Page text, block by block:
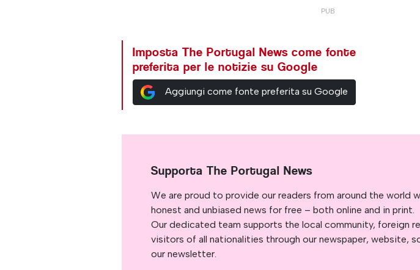
Imposta The Portugal News come fonte
preferita per le notizie su Google
Aggiungi come fonte preferita su Google
Supporta The Portugal News
We are proud to provide our readers from around the world
honest and unbiased news for free – both online and in print.
Our dedicated team supports the local community, foreign
visitors of all nationalities through our newspaper, website,
our newsletter.